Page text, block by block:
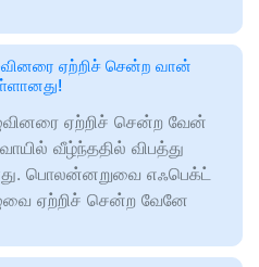
ஏற்றிச் சென்ற வான்
ஏற்றிச் சென்ற வேன்
வீழ்ந்ததில் விபத்து
பொலன்னறுவை எஃபெக்ட்
ஏற்றிச் சென்ற வேனே